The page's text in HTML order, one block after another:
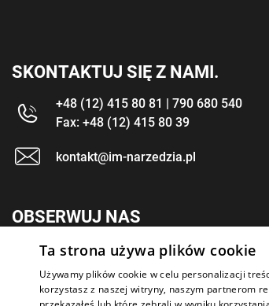
SKONTAKTUJ SIĘ Z NAMI.
+48 (12) 415 80 81 | 790 680 540
Fax: +48 (12) 415 80 39
kontakt@im-narzedzia.pl
OBSERWUJ NAS
Ta strona używa plików cookie
Używamy plików cookie w celu personalizacji
korzystasz z naszej witryny, naszym partnerom